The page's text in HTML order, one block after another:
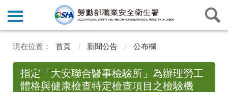
首頁 新聞公告 公布欄
指定「大安聯合醫事檢驗所」為辦理勞工
體格與健康檢查特定檢查項目之檢驗機